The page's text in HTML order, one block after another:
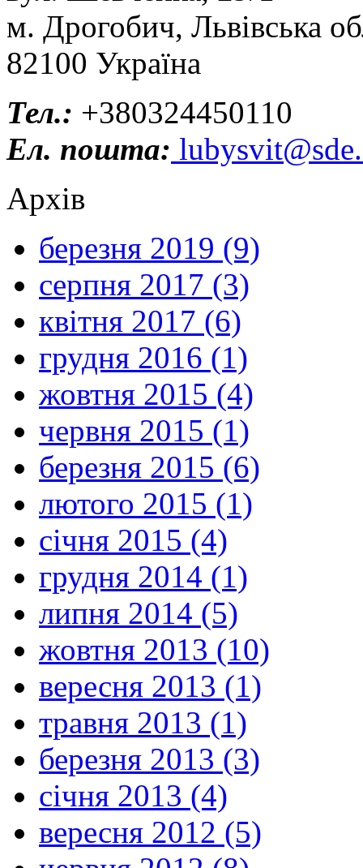
м. Дрогобич, Львівська
82100 Україна
Тел.: +380324450110
Ел. пошта:
Архів
березня 2019 (9)
серпня 2017 (3)
квітня 2017 (6)
грудня 2016 (1)
жовтня 2015 (4)
червня 2015 (1)
березня 2015 (6)
лютого 2015 (1)
січня 2015 (4)
грудня 2014 (1)
липня 2014 (5)
жовтня 2013 (10)
вересня 2013 (1)
травня 2013 (1)
березня 2013 (3)
січня 2013 (4)
вересня 2012 (5)